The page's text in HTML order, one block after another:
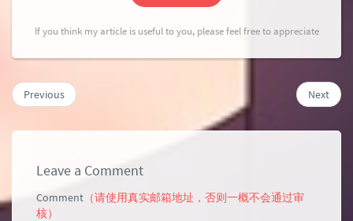
If you think my article is useful to you, please feel free to appreciate
Next
Previous
Leave a Comment
Comment （请使用真实邮箱地址，否则一概不会通过审
核）